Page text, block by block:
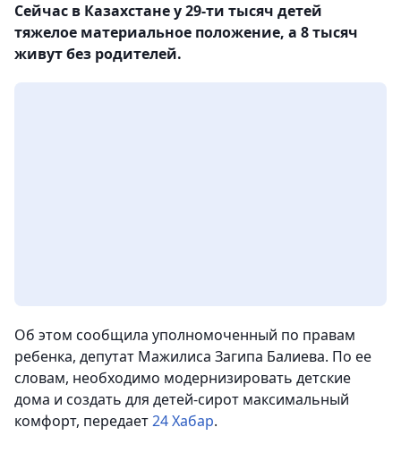
Cейчас в Казахстане у 29-ти тысяч детей
тяжелое материальное положение, а 8 тысяч
живут без родителей.
Об этом сообщила уполномоченный по правам
ребенка, депутат Мажилиса Загипа Балиева. По ее
словам, необходимо модернизировать детские
дома и создать для детей-сирот максимальный
комфорт, передает24 Хабар.